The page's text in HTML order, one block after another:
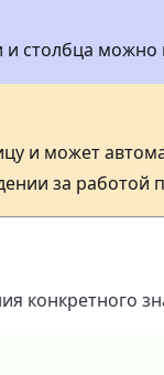
и столбца
и может
за работой
конкретного